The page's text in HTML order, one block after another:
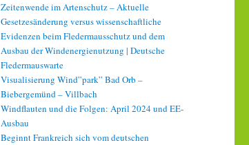
Zeitenwende im Artenschutz – Aktuelle
Gesetzesänderung versus wissenschaftliche
Evidenzen beim Fledermausschutz und dem
Ausbau der Windenergienutzung | Deutsche
Fledermauswarte
Visualisierung Wind”park” Bad Orb –
Biebergemünd – Villbach
Windflauten und die Folgen: April 2024 und EE-
Ausbau
Beginnt Frankreich sich vom deutschen